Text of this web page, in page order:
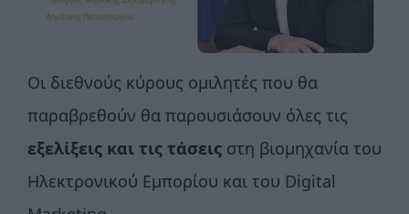
Οι διεθνούς κύρους ομιλητές που θα
παραβρεθούν θα παρουσιάσουν όλες τις
εξελίξεις και τις τάσεις στη βιομηχανία του
Ηλεκτρονικού Εμπορίου και του Digital